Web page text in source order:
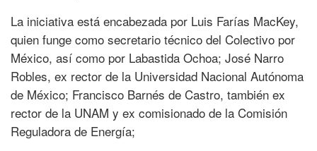
La iniciativa está encabezada por Luis Farías MacKey,
quien funge como secretario técnico del Colectivo por
México, así como por Labastida Ochoa; José Narro
Robles, ex rector de la Universidad Nacional Autónoma
de México; Francisco Barnés de Castro, también ex
rector de la UNAM y ex comisionado de la Comisión
Reguladora de Energía;